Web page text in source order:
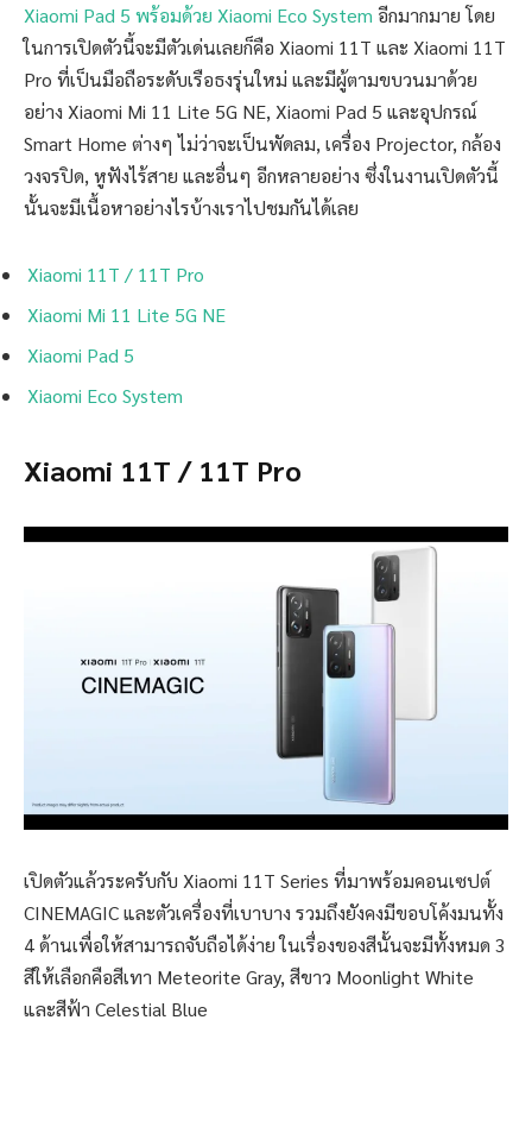
Xiaomi Pad 5 พร้อมด้วย Xiaomi Eco System อีกมากมาย โดย
ในการเปิดตัวนี้จะมีตัวเด่นเลยก็คือ Xiaomi 11T และ Xiaomi 11T
Pro ที่เป็นมือถือระดับเรือธงรุ่นใหม่ และมีผู้ตามขบวนมาด้วย
อย่าง Xiaomi Mi 11 Lite 5G NE, Xiaomi Pad 5 และอุปกรณ์
Smart Home ต่างๆ ไม่ว่าจะเป็นพัดลม, เครื่อง Projector, กล้อง
วงจรปิด, หูฟังไร้สาย และอื่นๆ อีกหลายอย่าง ซึ่งในงานเปิดตัวนี้
นั้นจะมีเนื้อหาอย่างไรบ้างเราไปชมกันได้เลย
Xiaomi 11T / 11T Pro
Xiaomi Mi 11 Lite 5G NE
Xiaomi Pad 5
Xiaomi Eco System
Xiaomi 11T / 11T Pro
เปิดตัวแล้วระครับกับ Xiaomi 11T Series ที่มาพร้อมคอนเซปต์
CINEMAGIC และตัวเครื่องที่เบาบาง รวมถึงยังคงมีขอบโค้งมนทั้ง
4 ด้านเพื่อให้สามารถจับถือได้ง่าย ในเรื่องของสีนั้นจะมีทั้งหมด 3
สีให้เลือกคือสีเทา Meteorite Gray, สีขาว Moonlight White
และสีฟ้า Celestial Blue